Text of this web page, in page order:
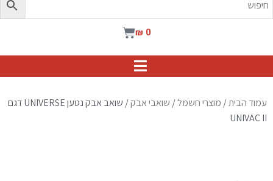
₪ 0
עגלת
עמוד הבית/ מוצרי חשמל/ שואבי אבק
/ שואב אבק נטען UNIVERSE דגם
UNIVAC II